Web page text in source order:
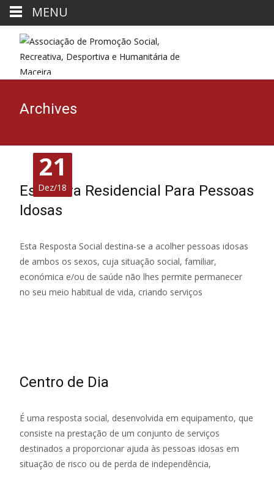
Archives
21
Dez/18
Estrutura Residencial Para Pessoas
Idosas
Esta Resposta Social destina-se a acolher pessoas idosas
de ambos os sexos, cuja situação social, familiar,
económica e/ou de saúde não lhes permite permanecer
no seu meio habitual de vida, criando serviços
21
Dez/18
Centro de Dia
É uma resposta social, desenvolvida em equipamento, que
consiste na prestação de um conjunto de serviços
destinados a proporcionar ajuda às pessoas idosas em
situação de risco ou de perda de independência,
21
Dez/18
MENU